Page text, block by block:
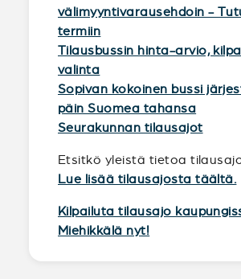
välimyyntivarausehdoin -
termiin
Tilausbussin hinta-arvio,
valinta
Sopivan kokoinen bussi
päin Suomea tahansa
Seurakunnan tilausajot
Etsitkö yleistä tietoa
Lue lisää tilausajosta täältä.
Kilpailuta tilausajo
Miehikkälä nyt!